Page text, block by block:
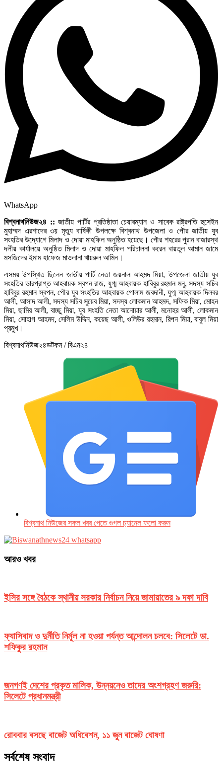
WhatsApp
বিশ্বনাথনিউজ২৪ :: জাতীয় পার্টির প্রতিষ্ঠাতা চেয়ারম্যান ও সাবেক রাষ্ট্রপতি হুসেইন
মুহাম্মদ এরশাদের ৩য় মৃত্যু বার্ষিকী উপলক্ষে বিশ্বনাথ উপজেলা ও পৌর জাতীয় যুব
সংহতির উদ্যোগে মিলাদ ও দোয়া মাহফিল অনুষ্ঠিত হয়েছে। পৌর শহরের পুরান বাজারস্থ
দলীয় কার্যালয়ে অনুষ্ঠিত মিলাদ ও দোয়া মাহফিল পরিচালনা করেন বায়তুল আমান জামে
মসজিদের ইমাম হাফেজ মাওলানা খায়রুল আমিন।
এসময় উপস্থিত ছিলেন জাতীয় পার্টি নেতা জয়নাল আহমদ মিয়া, উপজেলা জাতীয় যুব
সংহতির ভারপ্রাপ্ত আহবায়ক স্বপন রাজ, যুগ্ম আহবায়ক হাবিবুর রহমান মনু, সদস্য সচিব
হাবিবুর রহমান স্বপন, পৌর যুব সংহতির আহবায়ক গোলাম জবদানী, যুগ্ম আহবায়ক দিলবর
আলী, আসাদ আলী, সদস্য সচিব সুয়েব মিয়া, সদস্য লোকমান আহমদ, সফিক মিয়া, মোহন
মিয়া, ছামির আলী, বাচ্ছু মিয়া, যুব সংহতি নেতা আনোয়ার আলী, মনোহর আলী, লোকমান
মিয়া, সোহাগ আহমদ, সেলিম উদ্দিন, কয়েছ আলী, ওলিউর রহমান, রিপন মিয়া, বাবুল মিয়া
প্রমুখ।
বিশ্বনাথনিউজ২৪ডটকম / বিএন২৪
বিশ্বনাথ নিউজের সকল খবর পেতে গুগল চ‌্যানেল ফলো করুন
আরও খবর
ইসির সঙ্গে বৈঠকে স্থানীয় সরকার নির্বাচন নিয়ে জামায়াতের ৯ দফা দাবি
ফ্যাসিবাদ ও দুর্নীতি নির্মূল না হওয়া পর্যন্ত আন্দোলন চলবে: সিলেটে ডা.
শফিকুর রহমান
জনগণই দেশের প্রকৃত মালিক, উন্নয়নেও তাদের অংশগ্রহণ জরুরি:
সিলেটে প্রধানমন্ত্রী
রোববার বসছে বাজেট অধিবেশন, ১১ জুন বাজেট ঘোষণা
সর্বশেষ সংবাদ